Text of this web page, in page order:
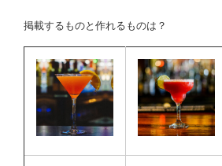
掲載するものと作れるものは？